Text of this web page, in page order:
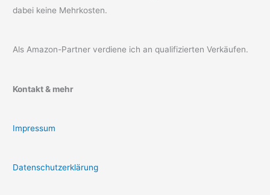
dabei keine Mehrkosten.
Als Amazon-Partner verdiene ich an qualifizierten Verkäufen.
Kontakt & mehr
Impressum
Datenschutzerklärung